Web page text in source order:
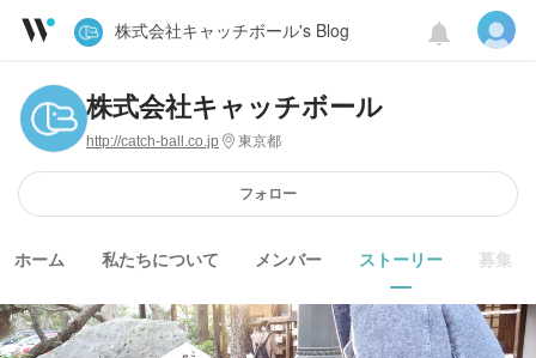
株式会社キャッチボール's Blog
株式会社キャッチボール
http://catch-ball.co.jp 東京都
フォロー
ホーム 私たちについて メンバー ストーリー 募集